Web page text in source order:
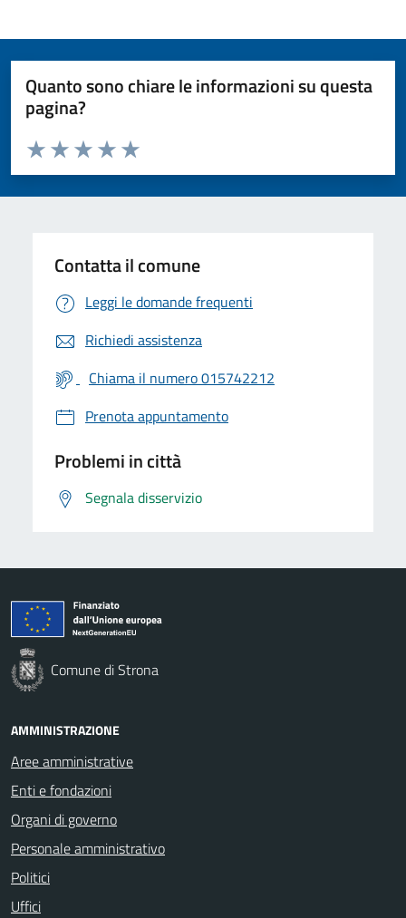
Quanto sono chiare le informazioni su questa
pagina?
Valuta da 1 a 5 stelle la pagina
Valuta 5 stelle su 5
Valuta 4 stelle su 5
Valuta 3 stelle su 5
Valuta 2 stelle su 5
Valuta 1 stelle su 5
Contatta il comune
Leggi le domande frequenti
Richiedi assistenza
Chiama il numero 015742212
Prenota appuntamento
Problemi in città
Segnala disservizio
Comune di Strona
AMMINISTRAZIONE
Aree amministrative
Enti e fondazioni
Organi di governo
Personale amministrativo
Politici
Uffici